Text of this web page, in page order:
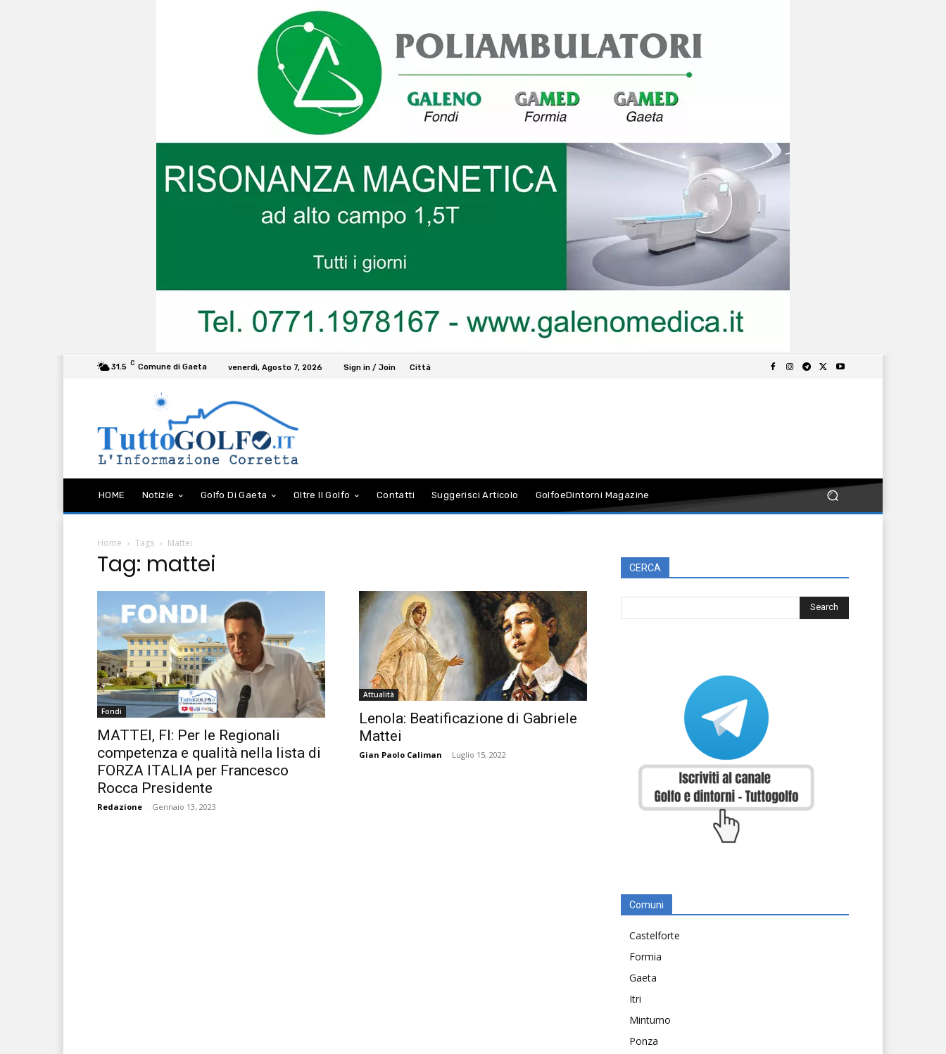
31.5 C Comune di Gaeta venerdì, Agosto 7, 2026 Sign in / Join Città
HOME Notizie Golfo Di Gaeta Oltre Il Golfo Contatti Suggerisci Articolo GolfoeDintorni Magazine
Home Tags Mattei
Tag: mattei
Fondi
MATTEI, FI: Per le Regionali
competenza e qualità nella lista di
FORZA ITALIA per Francesco
Rocca Presidente
Redazione - Gennaio 13, 2023
Attualità
Lenola: Beatificazione di Gabriele
Mattei
Gian Paolo Caliman - Luglio 15, 2022
CERCA
Comuni
Castelforte
Formia
Gaeta
Itri
Minturno
Ponza